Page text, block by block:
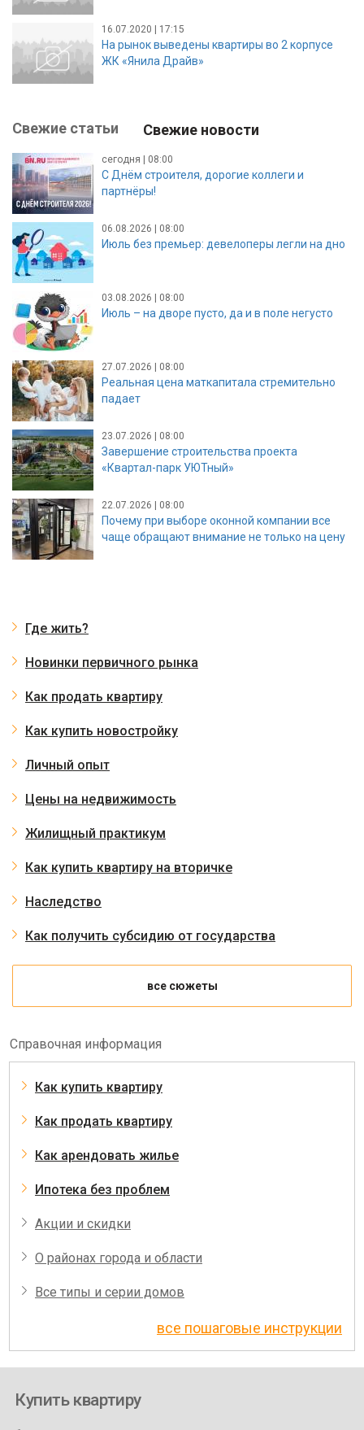
16.07.2020 | 17:15
На рынок выведены квартиры во 2 корпусе
ЖК «Янила Драйв»
Свежие статьи Свежие новости
сегодня | 08:00
С Днём строителя, дорогие коллеги и
партнёры!
06.08.2026 | 08:00
Июль без премьер: девелоперы легли на дно
03.08.2026 | 08:00
Июль – на дворе пусто, да и в поле негусто
27.07.2026 | 08:00
Реальная цена маткапитала стремительно
падает
23.07.2026 | 08:00
Завершение строительства проекта
«Квартал-парк УЮТный»
22.07.2026 | 08:00
Почему при выборе оконной компании все
чаще обращают внимание не только на цену
Где жить?
Новинки первичного рынка
Как продать квартиру
Как купить новостройку
Личный опыт
Цены на недвижимость
Жилищный практикум
Как купить квартиру на вторичке
Наследство
Как получить субсидию от государства
все сюжеты
Справочная информация
Как купить квартиру
Как продать квартиру
Как арендовать жилье
Ипотека без проблем
Акции и скидки
О районах города и области
Все типы и серии домов
все пошаговые инструкции
Купить квартиру